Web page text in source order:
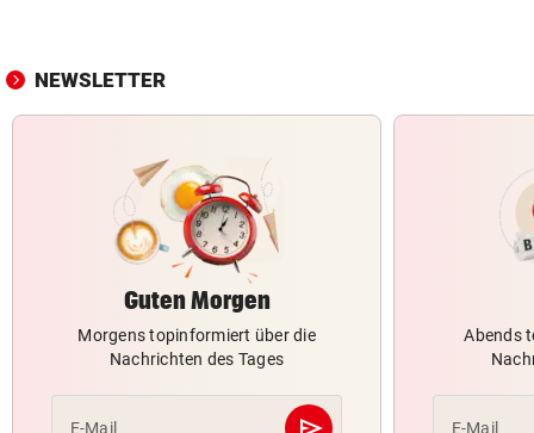
NEWSLETTER
Guten Morgen
Morgens topinformiert über die
Nachrichten des Tages
E-Mail
Abends
E-Mail